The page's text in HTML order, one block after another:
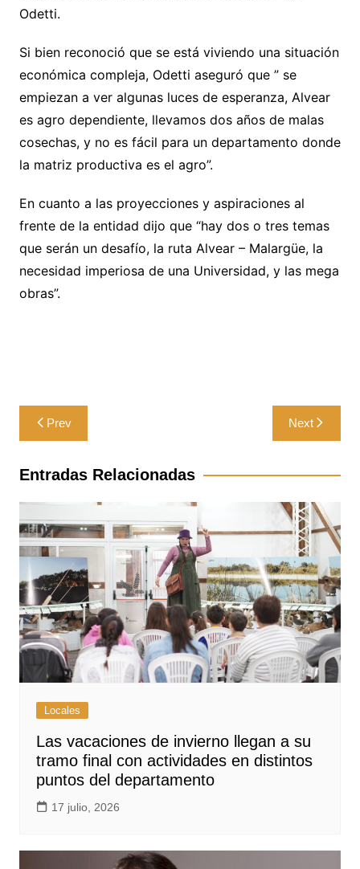
Odetti.
Si bien reconoció que se está viviendo una situación
económica compleja, Odetti aseguró que ” se
empiezan a ver algunas luces de esperanza, Alvear
es agro dependiente, llevamos dos años de malas
cosechas, y no es fácil para un departamento donde
la matriz productiva es el agro”.
En cuanto a las proyecciones y aspiraciones al
frente de la entidad dijo que “hay dos o tres temas
que serán un desafío, la ruta Alvear – Malargüe, la
necesidad imperiosa de una Universidad, y las mega
obras”.
Navegación
de
entradas
Prev Next
Entradas Relacionadas
Locales
Las vacaciones de invierno llegan a su
tramo final con actividades en distintos
puntos del departamento
17 julio, 2026